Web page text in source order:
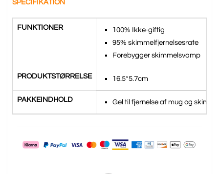
SPECIFIKATION
FUNKTIONER
100% Ikke-giftig
95% skimmelfjernelsesrate
Forebygger skimmelsvamp
PRODUKTSTØRRELSE 16.5*5.7cm
PAKKEINDHOLD Gel til fjernelse af mug og